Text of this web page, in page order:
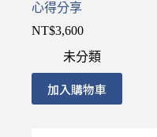
心得分享
NT$3,600
未分類
加入購物車